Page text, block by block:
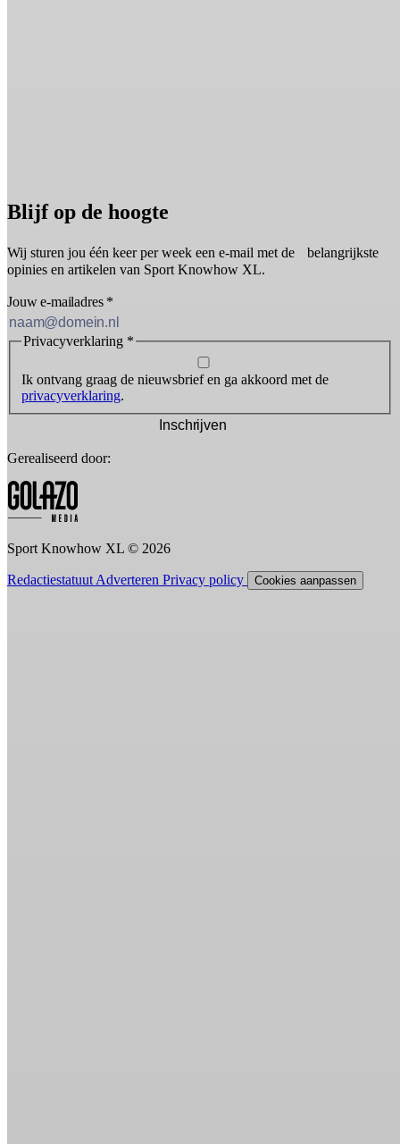
Blijf op de hoogte
Wij sturen jou één keer per week een e-mail met de belangrijkste
opinies en artikelen van Sport Knowhow XL.
Jouw e-mailadres *
Privacyverklaring *
Ik ontvang graag de nieuwsbrief en ga akkoord met de
privacyverklaring.
Inschrijven
Gerealiseerd door:
Sport Knowhow XL © 2026
Redactiestatuut Adverteren Privacy policy Cookies aanpassen